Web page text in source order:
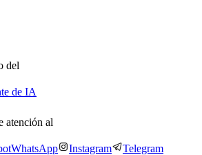
del
de IA
atención al
WhatsApp Instagram Telegram